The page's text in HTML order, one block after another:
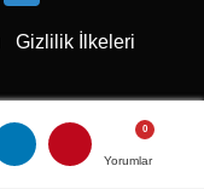
Yorumlar
Yorumlar
Gizlilik İlkeleri